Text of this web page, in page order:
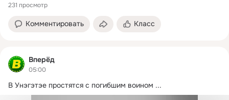
231 просмотр
Комментировать Класс
Вперёд
05:00
В Унэгэтэе простятся с погибшим воином ...